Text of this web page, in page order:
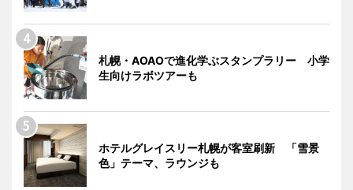
札幌・AOAOで進化学ぶスタンプラリー 小学
生向けラボツアーも
ホテルグレイスリー札幌が客室刷新 「雪景
色」テーマ、ラウンジも